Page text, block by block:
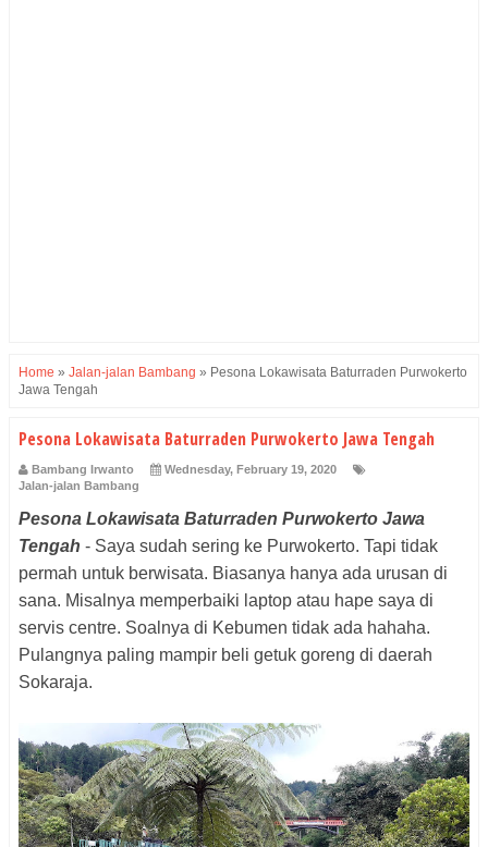
Home » Jalan-jalan Bambang » Pesona Lokawisata Baturraden Purwokerto
Jawa Tengah
Pesona Lokawisata Baturraden Purwokerto Jawa Tengah
Bambang Irwanto
Wednesday, February 19, 2020
Jalan-jalan Bambang
Pesona Lokawisata Baturraden Purwokerto Jawa
Tengah - Saya sudah sering ke Purwokerto. Tapi tidak
permah untuk berwisata. Biasanya hanya ada urusan di
sana. Misalnya memperbaiki laptop atau hape saya di
servis centre. Soalnya di Kebumen tidak ada hahaha.
Pulangnya paling mampir beli getuk goreng di daerah
Sokaraja.